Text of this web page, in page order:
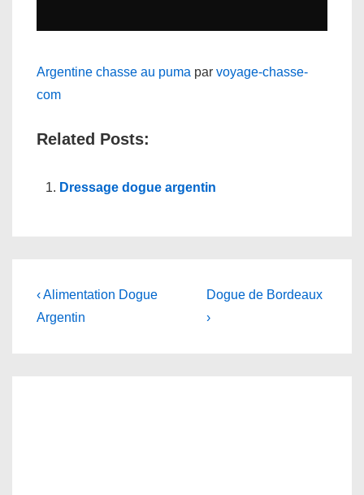
Argentine chasse au puma par voyage-chasse-
com
Related Posts:
Dressage dogue argentin
Navigation
de
Previous
Post
‹ Alimentation Dogue
Argentin
Next
Post
Dogue de Bordeaux
›